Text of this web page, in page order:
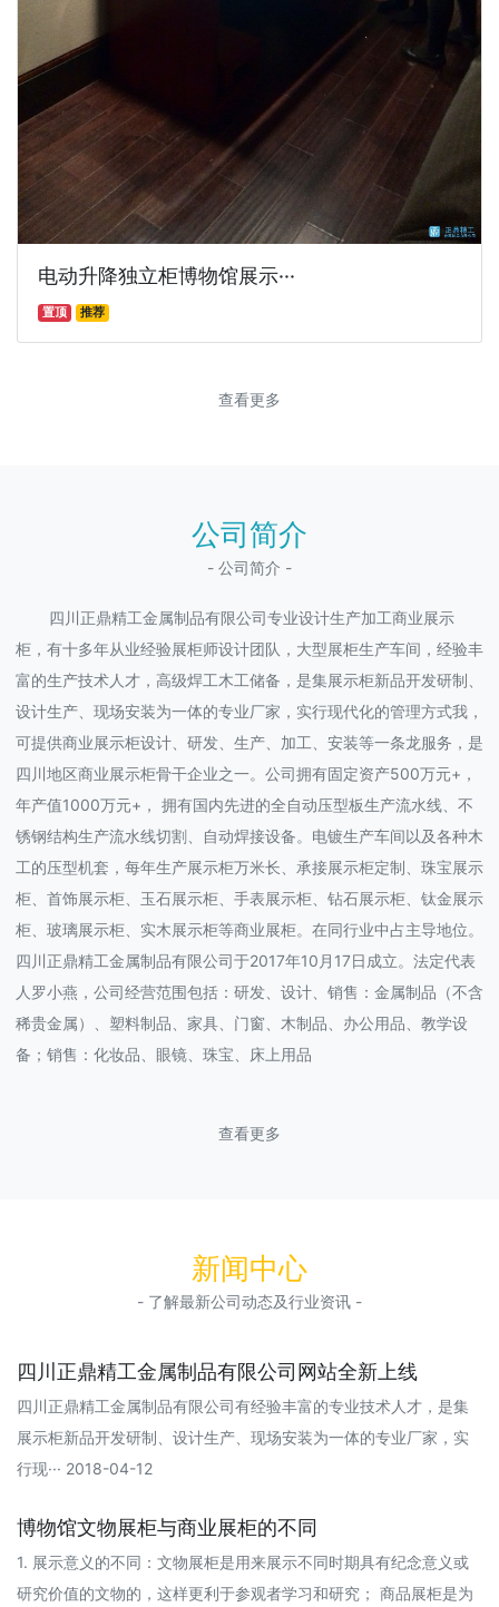
电动升降独立柜博物馆展示···
置顶 推荐
查看更多
公司简介
- 公司简介 -
四川正鼎精工金属制品有限公司专业设计生产加工商业展示
柜，有十多年从业经验展柜师设计团队，大型展柜生产车间，经验丰
富的生产技术人才，高级焊工木工储备，是集展示柜新品开发研制、
设计生产、现场安装为一体的专业厂家，实行现代化的管理方式我，
可提供商业展示柜设计、研发、生产、加工、安装等一条龙服务，是
四川地区商业展示柜骨干企业之一。公司拥有固定资产500万元+，
年产值1000万元+， 拥有国内先进的全自动压型板生产流水线、不
锈钢结构生产流水线切割、自动焊接设备。电镀生产车间以及各种木
工的压型机套，每年生产展示柜万米长、承接展示柜定制、珠宝展示
柜、首饰展示柜、玉石展示柜、手表展示柜、钻石展示柜、钛金展示
柜、玻璃展示柜、实木展示柜等商业展柜。在同行业中占主导地位。
四川正鼎精工金属制品有限公司于2017年10月17日成立。法定代表
人罗小燕，公司经营范围包括：研发、设计、销售：金属制品（不含
稀贵金属）、塑料制品、家具、门窗、木制品、办公用品、教学设
备；销售：化妆品、眼镜、珠宝、床上用品
查看更多
新闻中心
- 了解最新公司动态及行业资讯 -
四川正鼎精工金属制品有限公司网站全新上线
四川正鼎精工金属制品有限公司有经验丰富的专业技术人才，是集
展示柜新品开发研制、设计生产、现场安装为一体的专业厂家，实
行现··· 2018-04-12
博物馆文物展柜与商业展柜的不同
1. 展示意义的不同：文物展柜是用来展示不同时期具有纪念意义或
研究价值的文物的，这样更利于参观者学习和研究； 商品展柜是为